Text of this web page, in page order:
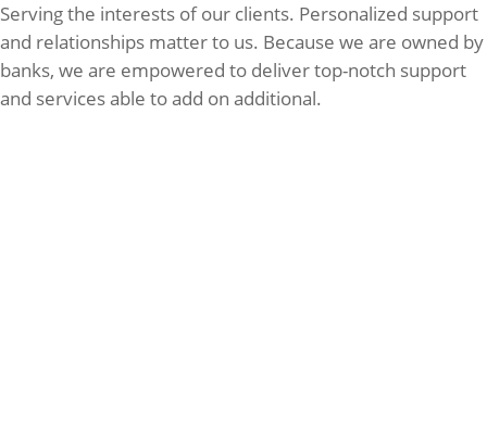
Serving the interests of our clients. Personalized support
and relationships matter to us. Because we are owned by
banks, we are empowered to deliver top-notch support
and services able to add on additional.